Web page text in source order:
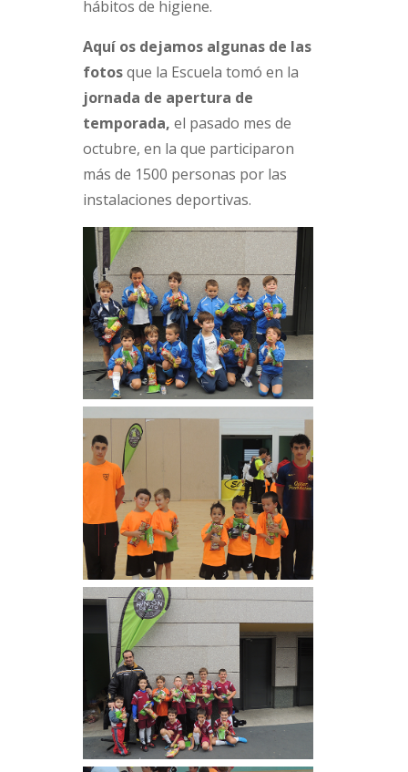
hábitos de higiene.
Aquí os dejamos algunas de las
fotosque la Escuela tomó en la
jornada de apertura de
temporada, el pasado mes de
octubre, en la que participaron
más de 1500 personas por las
instalaciones deportivas.